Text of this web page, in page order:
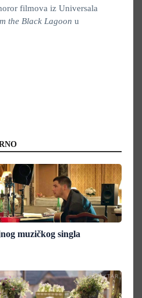
filmova iz Universala
the Black Lagoon u
muzičkog singla